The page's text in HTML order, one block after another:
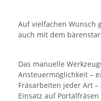
Auf vielfachen Wunsch
auch mit dem
Das manuelle
Ansteuermöglichkeit –
Fräsarbeiten jeder Art
Einsatz auf Portalfräsen